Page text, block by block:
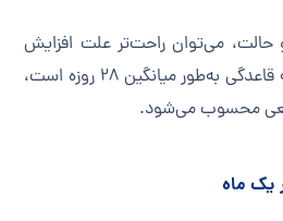
می‌توان راحت‌تر علت افزایش
خونریزی را بررسی کرد. چرخه قاعدگی به‌طور میانگین ۲۸ روزه است،
یک ماه